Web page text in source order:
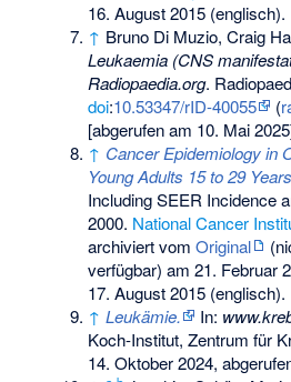
16. August 2015 (englisch).
↑ Bruno Di Muzio, Craig
Leukaemia (CNS
Radiopaedia.org.
doi:10.53347/rID-40055 (
[abgerufen am 10. Mai
↑ Cancer Epidemiology in
Young Adults 15 to 29
Including SEER Incidence
2000. National Cancer
archiviert vomOriginal
verfügbar) am21. Februar
17. August 2015 (englisch).
↑ Leukämie. In:
Koch-Institut, Zentrum für
14. Oktober 2024,